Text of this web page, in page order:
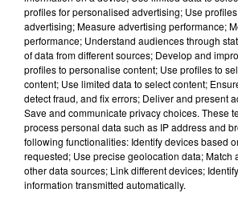
Une enquête a été ouverte pour
les circonstances du drame.Dans
personnes,"toutes majeures"
perdu la vie.45 autres ont été
charge au sein de la salle
Stéphane Le Foll, président de la
a demandé à son adjoint à la
de se rendre sur place pour
des intervenants ukrainiens du
profiles for personalised advertising; Use
advertising; Measure advertising performance;
performance; Understand audiences through
of data from different sources; Develop and
profiles to personalise content; Use profiles to
content; Use limited data to select content;
detect fraud, and fix errors; Deliver and present
Save and communicate privacy choices. These
process personal data such as IP address and
following functionalities: Identify devices based
requested; Use precise geolocation data; Match
other data sources; Link different devices;
information transmitted automatically.